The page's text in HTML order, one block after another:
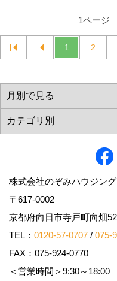
1ページ
1 2
株式会社のぞみハウジング
〒617-0002
京都府向日市寺戸町向畑
TEL： 0120-57-0707 / 075-
FAX：075-924-0770
＜営業時間＞9:30～18:00